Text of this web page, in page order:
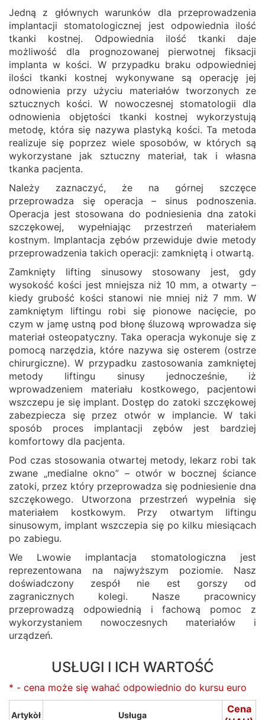
Jedną z głównych warunków dla przeprowadzenia
implantacji stomatologicznej jest odpowiednia ilość
tkanki kostnej. Odpowiednia ilość tkanki daje
możliwość dla prognozowanej pierwotnej fiksacji
implanta w kości. W przypadku braku odpowiedniej
ilości tkanki kostnej wykonywane są operację jej
odnowienia przy użyciu materiałów tworzonych ze
sztucznych kości. W nowoczesnej stomatologii dla
odnowienia objętości tkanki kostnej wykorzystują
metodę, która się nazywa plastyką kości. Ta metoda
realizuje się poprzez wiele sposobów, w których są
wykorzystane jak sztuczny materiał, tak i własna
tkanka pacjenta.
Należy zaznaczyć, że na górnej szczęce
przeprowadza się operacja – sinus podnoszenia.
Operacja jest stosowana do podniesienia dna zatoki
szczękowej, wypełniając przestrzeń materiałem
kostnym. Implantacja zębów przewiduje dwie metody
przeprowadzenia takich operacji: zamkniętą i otwartą.
Zamknięty lifting sinusowy stosowany jest, gdy
wysokość kości jest mniejsza niż 10 mm, a otwarty –
kiedy grubość kości stanowi nie mniej niż 7 mm. W
zamkniętym liftingu robi się pionowe nacięcie, po
czym w jamę ustną pod błonę śluzową wprowadza się
materiał osteopatyczny. Taka operacja wykonuje się z
pomocą narzędzia, które nazywa się osterem (ostrze
chirurgiczne). W przypadku zastosowania zamkniętej
metody liftingu sinusy jednocześnie, iż
wprowadzeniem materiału kostkowego, pacjentowi
wszczepu je się implant. Dostęp do zatoki szczękowej
zabezpiecza się przez otwór w implancie. W taki
sposób proces implantacji zębów jest bardziej
komfortowy dla pacjenta.
Pod czas stosowania otwartej metody, lekarz robi tak
zwane „medialne okno” – otwór w bocznej ściance
zatoki, przez który przeprowadza się podniesienie dna
szczękowego. Utworzona przestrzeń wypełnia się
materiałem kostkowym. Przy otwartym liftingu
sinusowym, implant wszczepia się po kilku miesiącach
po zabiegu.
We Lwowie implantacja stomatologiczna jest
reprezentowana na najwyższym poziomie. Nasz
doświadczony zespół nie est gorszy od
zagranicznych kolegi. Nasze pracownicy
przeprowadzą odpowiednią i fachową pomoc z
wykorzystaniem nowoczesnych materiałów i
urządzeń.
USŁUGI I ICH WARTOŚĆ
* - cena może się wahać odpowiednio do kursu euro
Artykòł Usługa
Cena